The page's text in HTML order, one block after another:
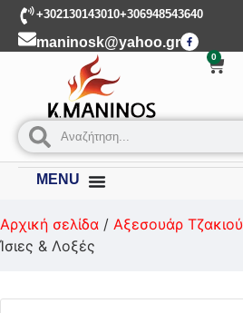
+302130143010+306948543640
maninosk@yahoo.gr
0
MENU
Αρχική σελίδα / Αξεσουάρ Τζακιού
Ίσιες & Λοξές